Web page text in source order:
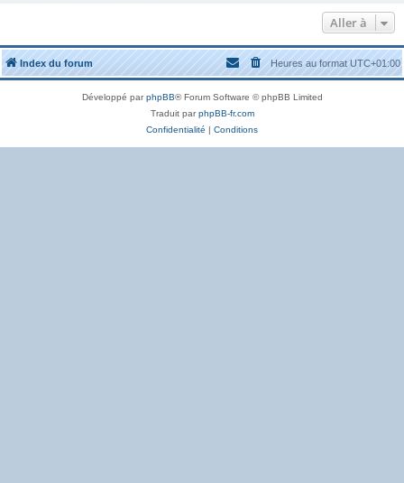
Aller à
Index du forum Heures au formatUTC+01:00
Développé parphpBB® Forum Software © phpBB Limited
Traduit parphpBB-fr.com
Confidentialité | Conditions